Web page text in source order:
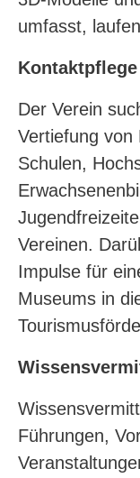
umfasst,
Kontaktpflege
Der Verein
Vertiefung von
Schulen,
Vereinen.
Impulse für
Museums in
Führungen,